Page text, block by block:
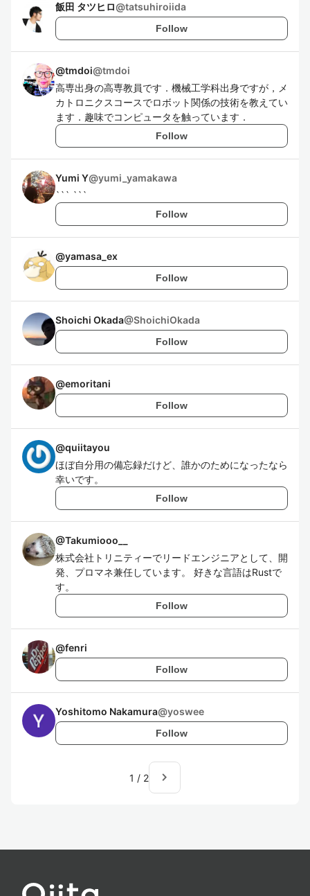
飯田 タツヒロ@tatsuhiroiida
Follow
@tmdoi@tmdoi
高専出身の高専教員です．機械工学科出身ですが，メ
カトロニクスコースでロボット関係の技術を教えてい
ます．趣味でコンピュータを触っています．
Follow
Yumi Y@yumi_yamakawa
``` ```
Follow
@yamasa_ex
Follow
Shoichi Okada@ShoichiOkada
Follow
@emoritani
Follow
@quiitayou
ほぼ自分用の備忘録だけど、誰かのためになったなら
幸いです。
Follow
@Takumiooo__
株式会社トリニティーでリードエンジニアとして、開
発、プロマネ兼任しています。 好きな言語はRustで
す。
Follow
@fenri
Follow
Yoshitomo Nakamura@yoswee
Follow
1 / 2 navigate_next